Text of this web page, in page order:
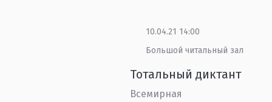
10.04.21 14:00
Большой читальный зал
Тотальный диктант
Всемирная